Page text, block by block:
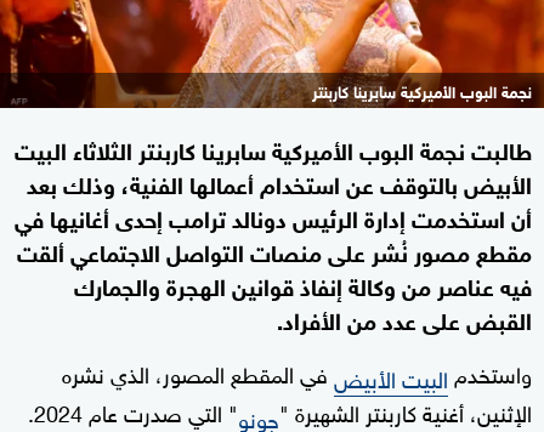
نجمة البوب الأميركية سابرينا كاربنتر
طالبت نجمة البوب الأميركية سابرينا كاربنتر الثلاثاء البيت
الأبيض بالتوقف عن استخدام أعمالها الفنية، وذلك بعد
أن استخدمت إدارة الرئيس دونالد ترامب إحدى أغانيها في
مقطع مصور نُشر على منصات التواصل الاجتماعي ألقت
فيه عناصر من وكالة إنفاذ قوانين الهجرة والجمارك
القبض على عدد من الأفراد.
واستخدم البيت الأبيضفي المقطع المصور، الذي نشره
الإثنين، أغنية كاربنتر الشهيرة "جونو" التي صدرت عام 2024.